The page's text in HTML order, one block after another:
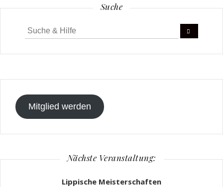
Suche
Suche
für:
Mitglied werden
Nächste Veranstaltung:
Lippische Meisterschaften